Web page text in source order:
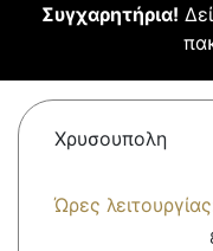
Συγχαρητήρια!
Χρυσουπολη
Ώρες